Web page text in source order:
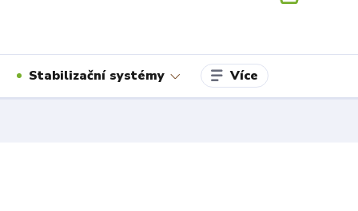
Stabilizační systémy Více